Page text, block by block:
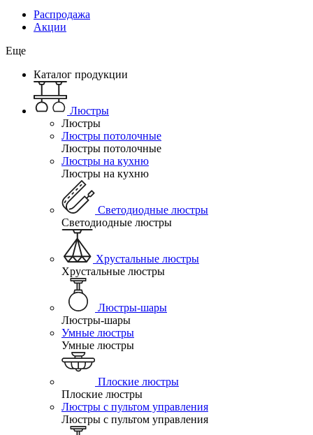
Распродажа
Акции
Еще
Каталог продукции
Люстры
Люстры
Люстры потолочные
Люстры потолочные
Люстры на кухню
Люстры на кухню
Светодиодные люстры
Светодиодные люстры
Хрустальные люстры
Хрустальные люстры
Люстры-шары
Люстры-шары
Умные люстры
Умные люстры
Плоские люстры
Плоские люстры
Люстры с пультом управления
Люстры с пультом управления